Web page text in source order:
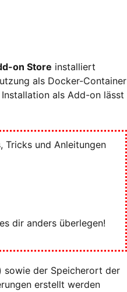
on Store installiert
als Docker-Container
als Add-on lässt
Tricks und Anleitungen
dir anders überlegen!
sowie der Speicherort der
erstellt werden